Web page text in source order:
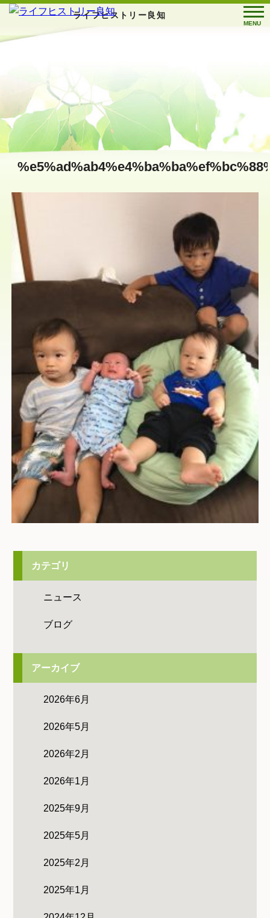
ライフヒストリー良知
MENU
カテゴリ
ニュース
ブログ
アーカイブ
2026年6月
2026年5月
2026年2月
2026年1月
2025年9月
2025年5月
2025年2月
2025年1月